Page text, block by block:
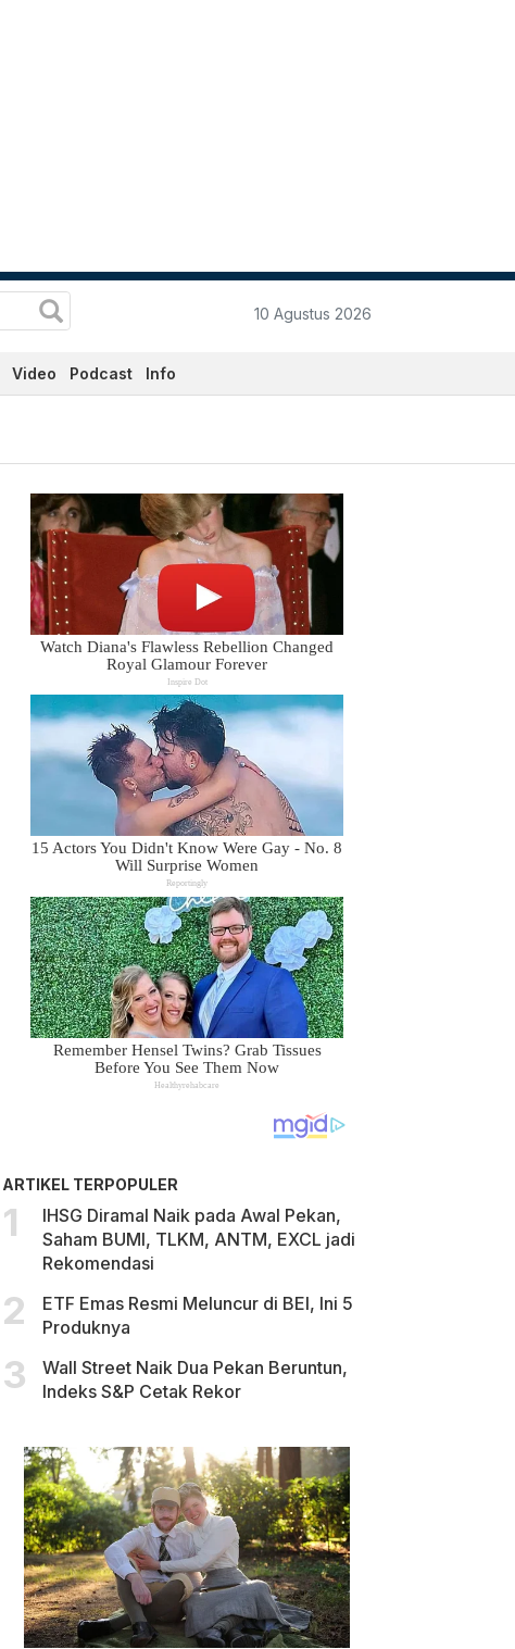
10 Agustus 2026
Video Podcast Info
ARTIKEL TERPOPULER
IHSG Diramal Naik pada Awal Pekan,
Saham BUMI, TLKM, ANTM, EXCL jadi
Rekomendasi
ETF Emas Resmi Meluncur di BEI, Ini 5
Produknya
Wall Street Naik Dua Pekan Beruntun,
Indeks S&P Cetak Rekor